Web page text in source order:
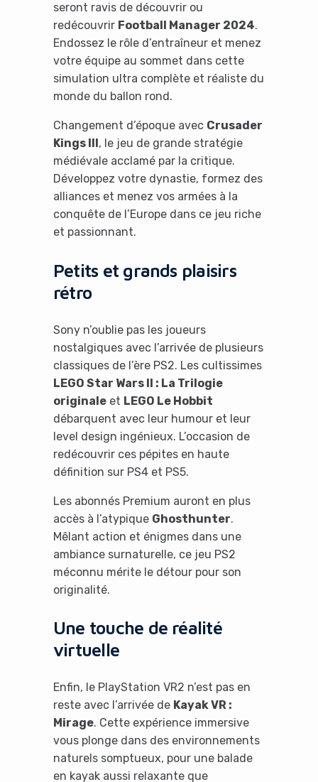
seront ravis de découvrir ou
redécouvrir Football Manager 2024.
Endossez le rôle d’entraîneur et menez
votre équipe au sommet dans cette
simulation ultra complète et réaliste du
monde du ballon rond.
Changement d’époque avec Crusader
Kings III , le jeu de grande stratégie
médiévale acclamé par la critique.
Développez votre dynastie, formez des
alliances et menez vos armées à la
conquête de l’Europe dans ce jeu riche
et passionnant.
Petits et grands plaisirs
rétro
Sony n’oublie pas les joueurs
nostalgiques avec l’arrivée de plusieurs
classiques de l’ère PS2. Les cultissimes
LEGO Star Wars II : La Trilogie
originaleet LEGO Le Hobbit
débarquent avec leur humour et leur
level design ingénieux. L’occasion de
redécouvrir ces pépites en haute
définition sur PS4 et PS5.
Les abonnés Premium auront en plus
accès à l’atypique Ghosthunter.
Mêlant action et énigmes dans une
ambiance surnaturelle, ce jeu PS2
méconnu mérite le détour pour son
originalité.
Une touche de réalité
virtuelle
Enfin, le PlayStation VR2 n’est pas en
reste avec l’arrivée de Kayak VR :
Mirage. Cette expérience immersive
vous plonge dans des environnements
naturels somptueux, pour une balade
en kayak aussi relaxante que